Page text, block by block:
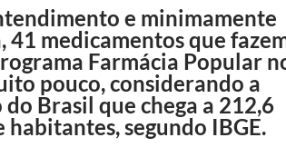
e minimamente
41 medicamentos que
Farmácia Popular
pouco, considerando a
Brasil que chega a 212,6
habitantes, segundo IBGE.